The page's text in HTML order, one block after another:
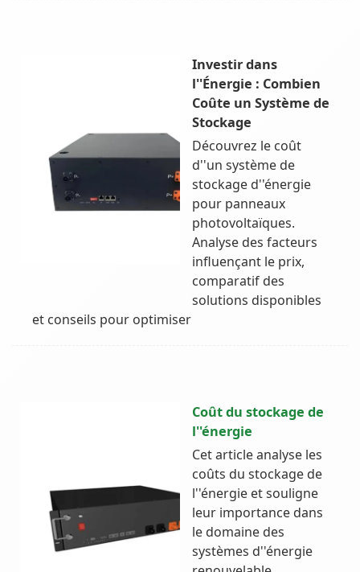
Investir dans
l''Énergie : Combien
Coûte un Système de
Stockage
Découvrez le coût
d''un système de
stockage d''énergie
pour panneaux
photovoltaïques.
Analyse des facteurs
influençant le prix,
comparatif des
solutions disponibles
et conseils pour optimiser
Coût du stockage de
l''énergie
Cet article analyse les
coûts du stockage de
l''énergie et souligne
leur importance dans
le domaine des
systèmes d''énergie